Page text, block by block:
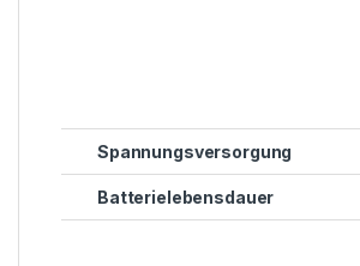
Spannungsversorgung
Batterielebensdauer